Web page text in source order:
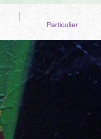
Particulier